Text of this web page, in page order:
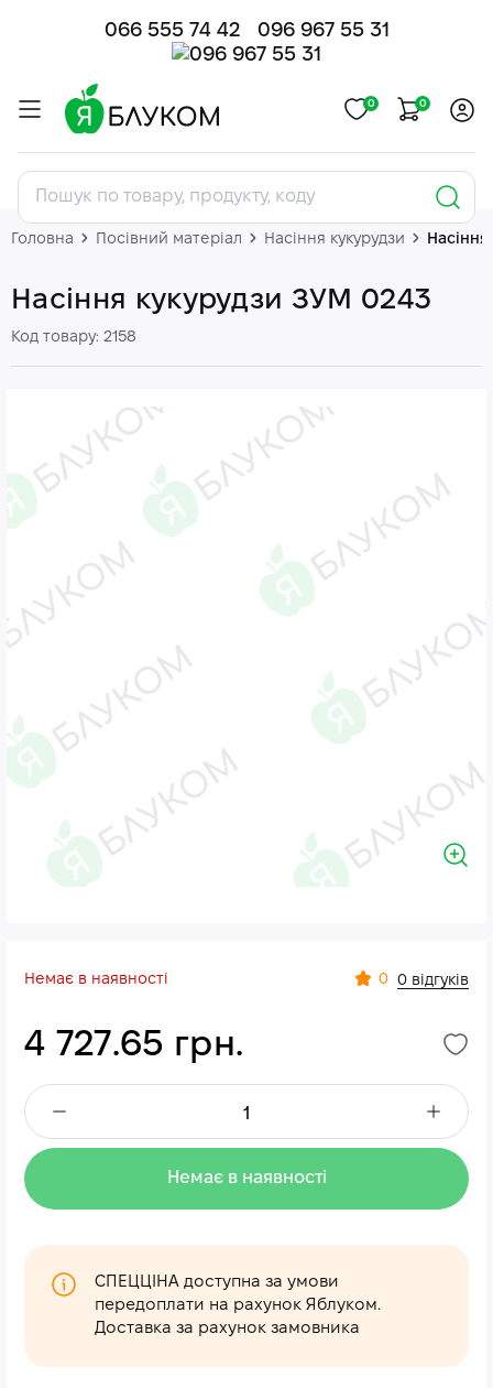
066 555 74 42 096 967 55 31
0 0
Головна Посівний матеріал Насіння кукурудзи
Насіння кукурудзи ЗУМ 0243
Код товару: 2158
Немає в наявності 0 0 відгуків
4 727.65 грн.
Немає в наявності
СПЕЦЦІНА доступна за умови
передоплати на рахунок Яблуком.
Доставка за рахунок замовника